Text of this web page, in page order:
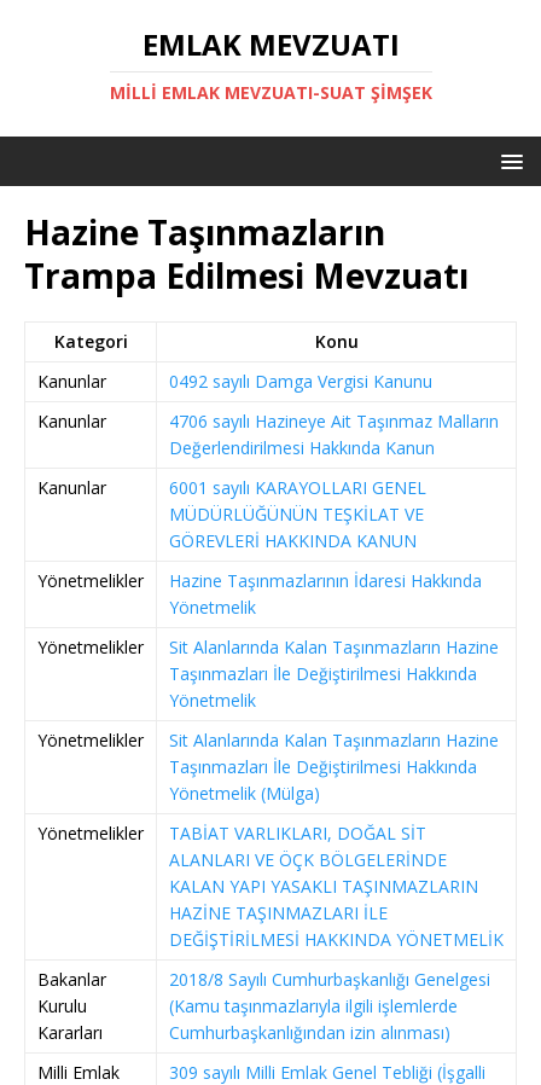
EMLAK MEVZUATI
MILLI EMLAK MEVZUATI-SUAT ŞİMŞEK
Hazine Taşınmazların
Trampa Edilmesi Mevzuatı
Kategori
Konu
Kanunlar
0492 sayılı Damga Vergisi Kanunu
Kanunlar
4706 sayılı Hazineye Ait Taşınmaz Malların
Değerlendirilmesi Hakkında Kanun
Kanunlar
6001 sayılı KARAYOLLARI GENEL
MÜDÜRLÜĞÜNÜN TEŞKİLAT VE
GÖREVLERİ HAKKINDA KANUN
Yönetmelikler
Hazine Taşınmazlarının İdaresi Hakkında
Yönetmelik
Yönetmelikler
Sit Alanlarında Kalan Taşınmazların Hazine
Taşınmazları İle Değiştirilmesi Hakkında
Yönetmelik
Yönetmelikler
Sit Alanlarında Kalan Taşınmazların Hazine
Taşınmazları İle Değiştirilmesi Hakkında
Yönetmelik (Mülga)
Yönetmelikler
TABİAT VARLIKLARI, DOĞAL SİT
ALANLARI VE ÖÇK BÖLGELERİNDE
KALAN YAPI YASAKLI TAŞINMAZLARIN
HAZİNE TAŞINMAZLARI İLE
DEĞİŞTİRİLMESİ HAKKINDA YÖNETMELİK
Bakanlar
Kurulu
Kararları
2018/8 Sayılı Cumhurbaşkanlığı Genelgesi
(Kamu taşınmazlarıyla ilgili işlemlerde
Cumhurbaşkanlığından izin alınması)
Milli Emlak
309 sayılı Milli Emlak Genel Tebliği (İşgalli